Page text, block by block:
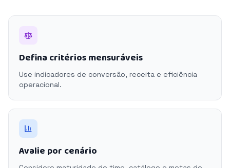
Defina critérios mensuráveis
Use indicadores de conversão, receita e eficiência
operacional.
Avalie por cenário